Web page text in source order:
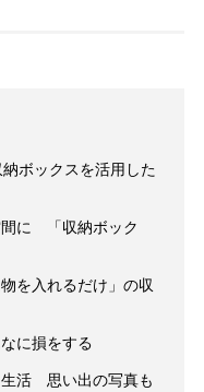
ボックスを活用した
間に 「収納ボック
を入れるだけ」の収
に損をする
生活 思い出の写真も